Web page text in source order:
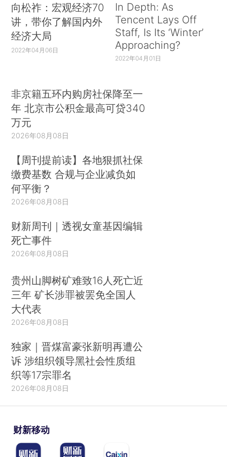
向松祚：宏观经济70
讲，带你了解国内外
经济大局
2022年04月06日
In Depth: As
Tencent Lays Off
Staff, Is Its ‘Winter’
Approaching?
2022年04月01日
非京籍五环内购房社保降至一
年 北京市公积金最高可贷340
万元
2026年08月08日
【周刊提前读】各地狠抓社保
缴费基数 合规与企业减负如
何平衡？
2026年08月08日
财新周刊｜透视女童基因编辑
死亡事件
2026年08月08日
贵州山脚树矿难致16人死亡近
三年 矿长涉罪被罢免全国人
大代表
2026年08月08日
独家｜晋煤富豪张新明再遭公
诉 涉组织领导黑社会性质组
织等17宗罪名
2026年08月08日
财新移动